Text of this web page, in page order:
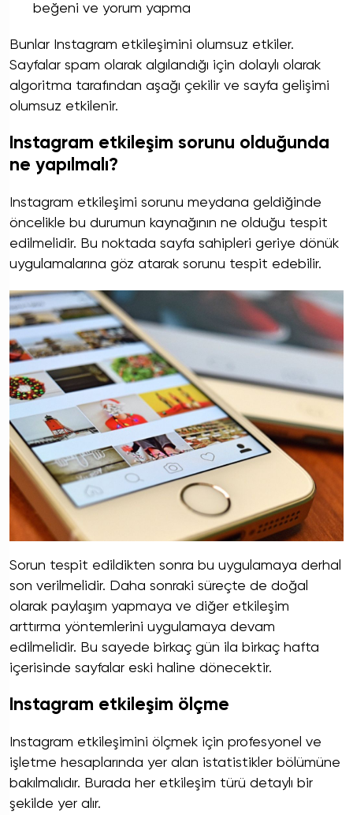
beğeni ve yorum yapma
Bunlar Instagram etkileşimini olumsuz etkiler.
Sayfalar spam olarak algılandığı için dolaylı olarak
algoritma tarafından aşağı çekilir ve sayfa gelişimi
olumsuz etkilenir.
Instagram etkileşim sorunu olduğunda
ne yapılmalı?
Instagram etkileşimi sorunu meydana geldiğinde
öncelikle bu durumun kaynağının ne olduğu tespit
edilmelidir. Bu noktada sayfa sahipleri geriye dönük
uygulamalarına göz atarak sorunu tespit edebilir.
Sorun tespit edildikten sonra bu uygulamaya derhal
son verilmelidir. Daha sonraki süreçte de doğal
olarak paylaşım yapmaya ve diğer etkileşim
arttırma yöntemlerini uygulamaya devam
edilmelidir. Bu sayede birkaç gün ila birkaç hafta
içerisinde sayfalar eski haline dönecektir.
Instagram etkileşim ölçme
Instagram etkileşimini ölçmek için profesyonel ve
işletme hesaplarında yer alan istatistikler bölümüne
bakılmalıdır. Burada her etkileşim türü detaylı bir
şekilde yer alır.